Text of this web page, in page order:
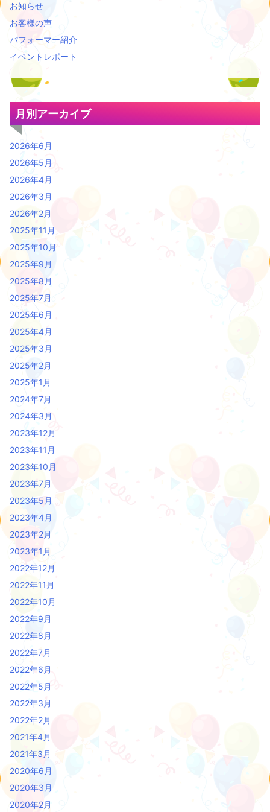
お知らせ
お客様の声
パフォーマー紹介
イベントレポート
月別アーカイブ
2026年6月
2026年5月
2026年4月
2026年3月
2026年2月
2025年11月
2025年10月
2025年9月
2025年8月
2025年7月
2025年6月
2025年4月
2025年3月
2025年2月
2025年1月
2024年7月
2024年3月
2023年12月
2023年11月
2023年10月
2023年7月
2023年5月
2023年4月
2023年2月
2023年1月
2022年12月
2022年11月
2022年10月
2022年9月
2022年8月
2022年7月
2022年6月
2022年5月
2022年3月
2022年2月
2021年4月
2021年3月
2020年6月
2020年3月
2020年2月